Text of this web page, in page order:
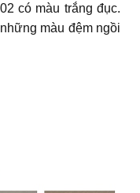
có màu trắng đục.
màu đệm ngồi